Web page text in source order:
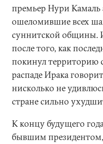
премьер Нури
ошеломившие всех
суннитской общины.
после того, как
покинул
распаде Ирака
нисколько не
стране сильно
К концу будущего
бывшим